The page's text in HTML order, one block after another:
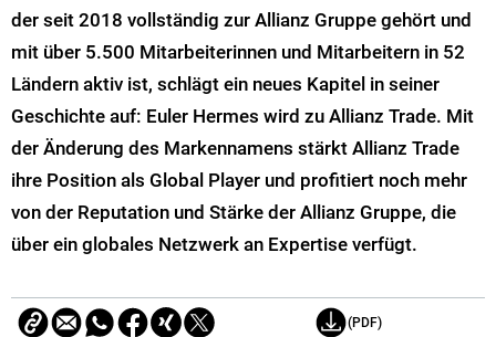
der seit 2018 vollständig zur Allianz Gruppe gehört und
mit über 5.500 Mitarbeiterinnen und Mitarbeitern in 52
Ländern aktiv ist, schlägt ein neues Kapitel in seiner
Geschichte auf: Euler Hermes wird zu Allianz Trade. Mit
der Änderung des Markennamens stärkt Allianz Trade
ihre Position als Global Player und profitiert noch mehr
von der Reputation und Stärke der Allianz Gruppe, die
über ein globales Netzwerk an Expertise verfügt.
(PDF)